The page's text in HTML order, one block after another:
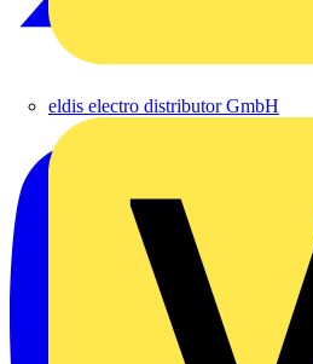
eldis electro distributor GmbH